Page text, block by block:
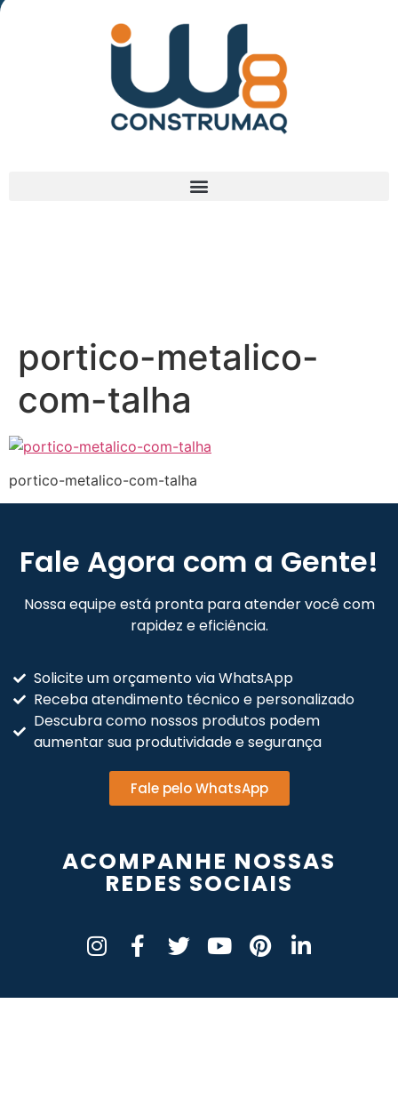
(48) 3238-9838
portico-metalico-
com-talha
portico-metalico-com-talha
Fale Agora com a Gente!
Nossa equipe está pronta para atender você com
rapidez e eficiência.
Solicite um orçamento via WhatsApp
Receba atendimento técnico e personalizado
Descubra como nossos produtos podem
aumentar sua produtividade e segurança
Fale pelo WhatsApp
ACOMPANHE NOSSAS
REDES SOCIAIS